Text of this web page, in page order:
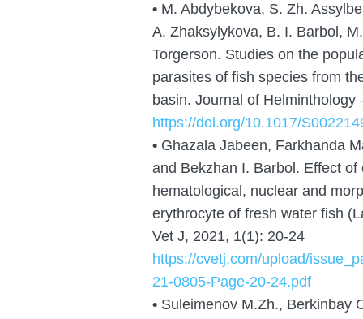
• M. Abdybekova, S. Zh.
A. Zhaksylykova, B. I. Barbol,
Torgerson. Studies on the
parasites of fish species from
basin. Journal of
https://doi.org/10.1017/
• Ghazala Jabeen, Farkhanda
and Bekzhan I. Barbol. Effect
hematological, nuclear and
erythrocyte of fresh water fish
Vet J, 2021, 1(1): 20-24
https://cvetj.com/upload/
21-0805-Page-20-24.pdf
• Suleimenov M.Zh., Berkinbay